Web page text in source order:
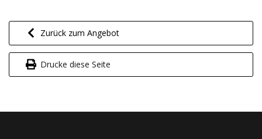
Zurück zum Angebot
Drucke diese Seite